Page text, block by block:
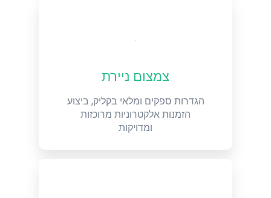
צמצום ניירת
הגדרות ספקים ומלאי בקליק, ביצוע
הזמנות אלקטרוניות מרוכזות
ומדויקות